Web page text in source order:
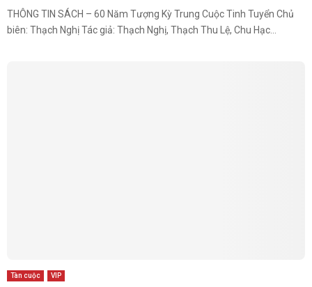
THÔNG TIN SÁCH – 60 Năm Tượng Kỳ Trung Cuộc Tinh Tuyển Chủ
biên: Thạch Nghị Tác giả: Thạch Nghị, Thạch Thu Lệ, Chu Hạc...
Tàn cuộc VIP